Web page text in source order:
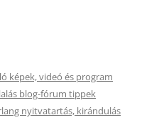
képek, videó és program
blog-fórum tippek
nyitvatartás, kirándulás